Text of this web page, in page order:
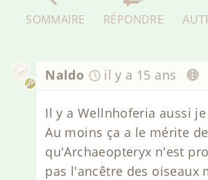
SOMMAIRE RÉPONDRE
Naldo il y a 15 ans
Il y a Wellnhoferia aussi
Au moins ça a le mérite
qu'Archaeopteryx n'est
pas l'ancêtre des oiseaux